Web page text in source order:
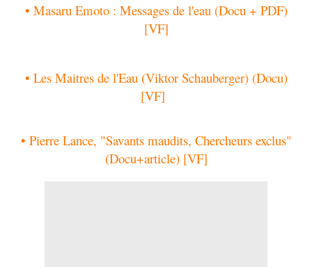
• Masaru Emoto : Messages de l'eau (Docu + PDF)
[VF]
• Les Maitres de l'Eau (Viktor Schauberger) (Docu)
[VF]
• Pierre Lance, "Savants maudits, Chercheurs exclus"
(Docu+article) [VF]